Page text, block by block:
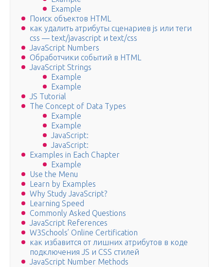
Example
Поиск объектов HTML
как удалить атрибуты сценариев js или теги
css — text/javascript и text/css
JavaScript Numbers
Обработчики событий в HTML
JavaScript Strings
Example
Example
JS Tutorial
The Concept of Data Types
Example
Example
JavaScript:
JavaScript:
Examples in Each Chapter
Example
Use the Menu
Learn by Examples
Why Study JavaScript?
Learning Speed
Commonly Asked Questions
JavaScript References
W3Schools’ Online Certification
как избавится от лишних атрибутов в коде
подключения JS и CSS стилей
JavaScript Number Methods